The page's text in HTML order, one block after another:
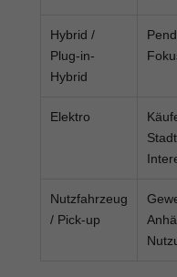
Hybrid /
Plug-in-
Hybrid
Elektro
Nutzfahrzeug
/ Pick-up